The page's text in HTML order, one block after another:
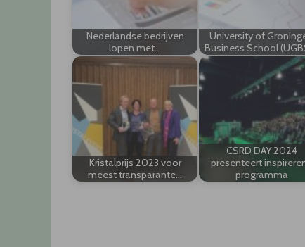
Nederlandse bedrijven
lopen met…
University of
Business School
Kristalprijs 2023 voor
meest transparante…
CSRD DAY 2024
presenteert
programma